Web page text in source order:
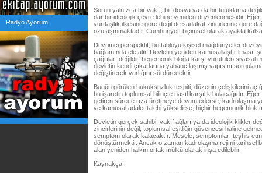
Radyo Ayorum
Sorun yalnızca bir vakıf, bir dosya ya da bir tutuklama
dar bir ideolojik çevre lehine yeniden düzenlenmesidir.
yurttaşlık ilkesine göre değil de sadakat zincirlerine göre
özü aşınmaktadır. Cumhuriyet, biçimsel olarak ayakta
Devrimci perspektif, bu tabloyu kişisel mağduriyetler
bağlamında ele alır. Devletin yeniden
çağrıları değildir, hegemonik bloğa karşı yürütülen siyasal
devletin kendi çıkarlarına yabancılaşmış yapısını
değiştirerek varlığını sürdürecektir.
Bugün görülen hukuksuzluk tespiti, düzenin çelişkilerini
bu işaretin toplumsal bilinçte nasıl karşılık bulacağıdır.
getiren sürece rıza üretmeye devam ederse, kadrolaşma
ve kamusal adalet talebi yükselirse, hiçbir hegemonik blok
Devletin gerçek sahibi, vakıf ağları ya da ideolojik klikler
zincirlerinin değil, toplumsal eşitliğin güvencesi haline
semptom olarak kalacaktır. Mesele, semptomları teşhis
dönüştürmektir. Ancak o zaman kadrolaşma rejimi tarihsel
alan yeniden halkın ortak mülkü olarak inşa edilebilir.
Kaynakça: